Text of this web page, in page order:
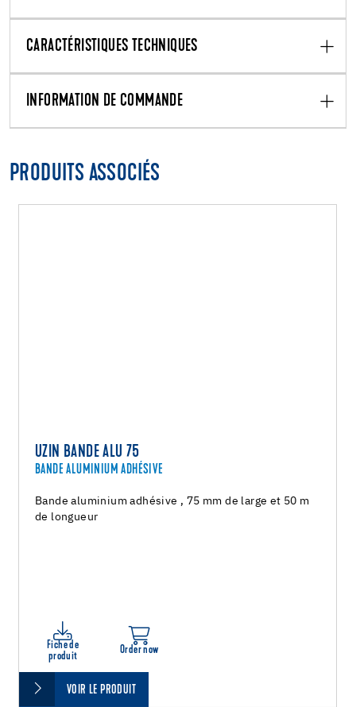
CARACTÉRISTIQUES TECHNIQUES
INFORMATION DE COMMANDE
PRODUITS ASSOCIÉS
UZIN BANDE ALU 75
BANDE ALUMINIUM ADHÉSIVE
Bande aluminium adhésive , 75 mm de large et 50 m
de longueur
Fiche de
produit
Order now
VOIR LE PRODUIT